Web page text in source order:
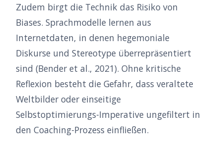
Zudem birgt die Technik das Risiko von
Biases. Sprachmodelle lernen aus
Internetdaten, in denen hegemoniale
Diskurse und Stereotype überrepräsentiert
sind (Bender et al., 2021). Ohne kritische
Reflexion besteht die Gefahr, dass veraltete
Weltbilder oder einseitige
Selbstoptimierungs-Imperative ungefiltert in
den Coaching-Prozess einfließen.